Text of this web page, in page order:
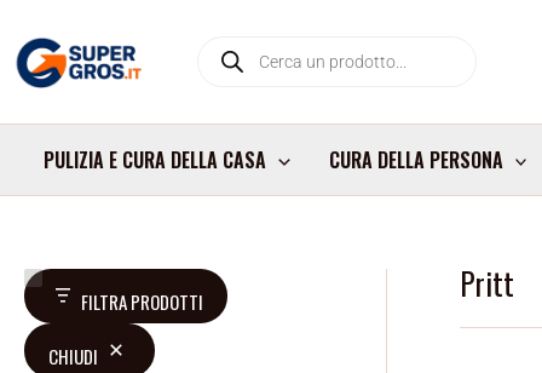
contenuto
search
PULIZIA E CURA DELLA CASA CURA DELLA PERSONA
FILTRA PRODOTTI
CHIUDI
V
a
l
D
s
Pritt